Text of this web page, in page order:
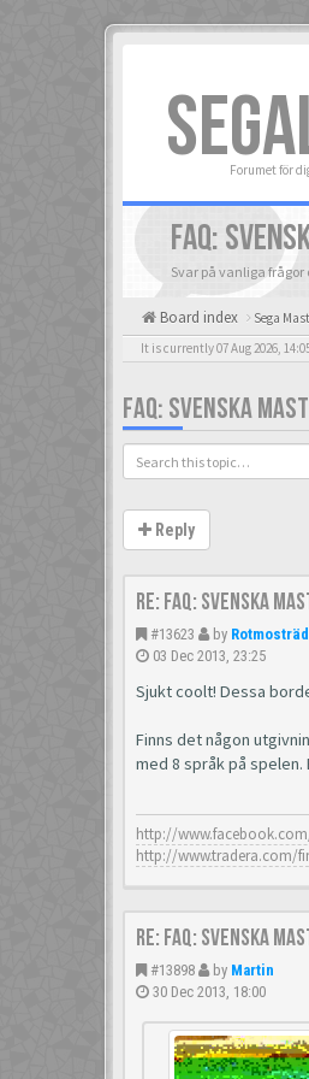
Forumet för
FAQ:
Svar på vanliga frågor
Board index Sega
It is currently 07 Aug 2026,
FAQ: SVENSKA
Reply
Re: FAQ: Svenska
#13623 by
03 Dec 2013, 23:25
Sjukt coolt! Dessa
Finns det någon
med 8 språk på
http://www.facebook.com/
http://www.tradera.com/
Re: FAQ: Svenska
#13898 by Martin
30 Dec 2013, 18:00